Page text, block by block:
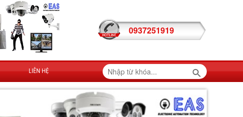
0937251919
LIÊN HỆ